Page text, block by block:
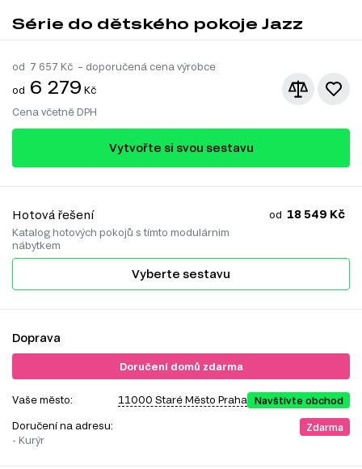
Série do dětského pokoje Jazz
od 7 657 Kč – doporučená cena výrobce
od 6 279 Kč
Cena včetně DPH
Vytvořte si svou sestavu
Hotová řešení
Katalog hotových pokojů s tímto modulárnim
nábytkem
od 18 549 Kč
Vyberte sestavu
Doprava
Doručení domů zdarma
Vaše město: 11000 Staré Město Praha Navštivte obchod
Doručení na adresu:
- Kurýr
Zdarma